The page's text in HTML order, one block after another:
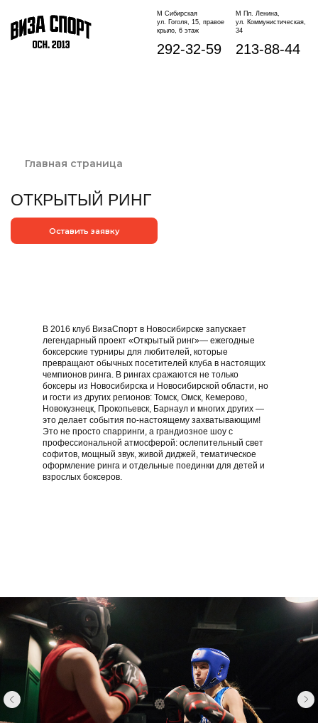
292-32-59
М Сибирская
ул. Гоголя, 15, правое
крыло, 6 этаж
213-88-44
М Пл. Ленина,
ул. Коммунистическая,
34
ОТКРЫТЫЙ РИНГ
Оставить заявку
Главная страница
В 2016 клуб ВизаСпорт в Новосибирске запускает
легендарный проект «Открытый ринг»— ежегодные
боксерские турниры для любителей, которые
превращают обычных посетителей клуба в настоящих
чемпионов ринга. В рингах сражаются не только
боксеры из Новосибирска и Новосибирской области, но
и гости из других регионов: Томск, Омск, Кемерово,
Новокузнецк, Прокопьевск, Барнаул и многих других —
это делает события по-настоящему захватывающим!
Это не просто спарринги, а грандиозное шоу с
профессиональной атмосферой: ослепительный свет
софитов, мощный звук, живой диджей, тематическое
оформление ринга и отдельные поединки для детей и
взрослых боксеров.